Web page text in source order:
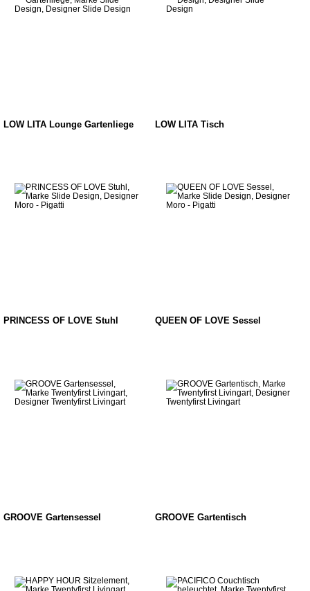
LOW LITA Lounge Gartenliege LOW LITA Tisch
PRINCESS OF LOVE Stuhl QUEEN OF LOVE Sessel
GROOVE Gartensessel GROOVE Gartentisch